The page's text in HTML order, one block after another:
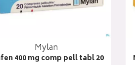
Mylan
400 mg comp pell tabl 20